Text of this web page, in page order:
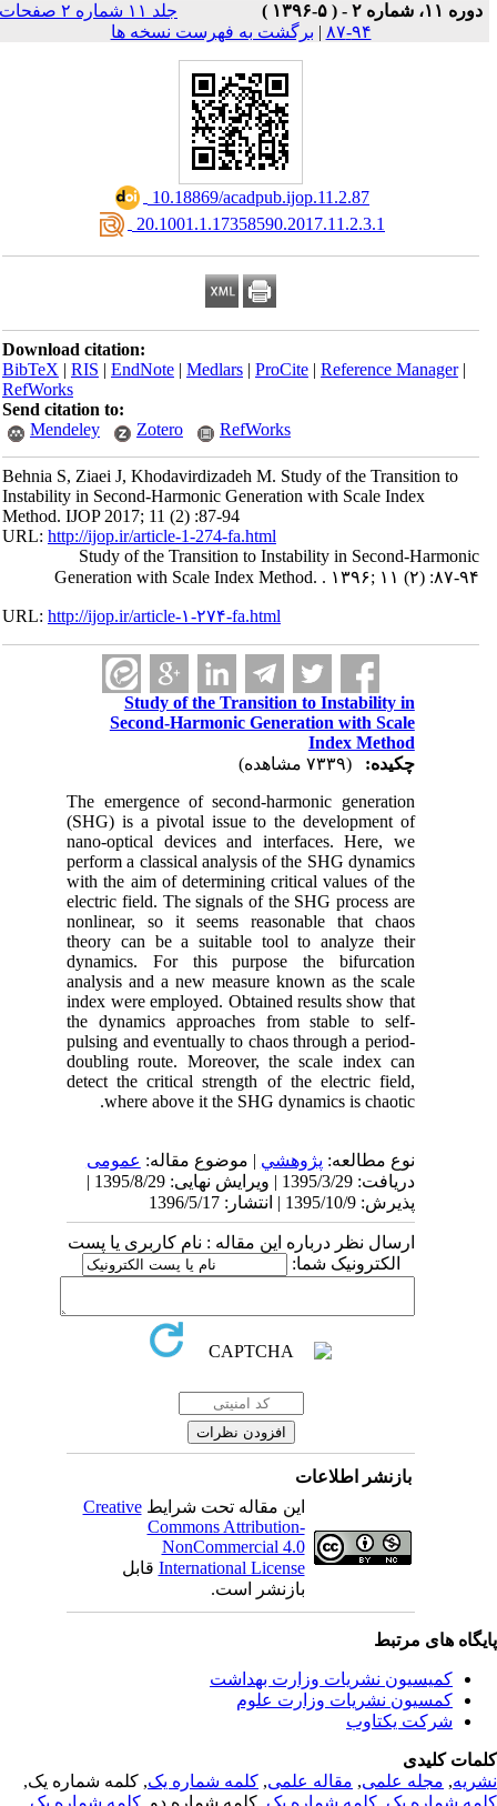
دوره ۱۱، شماره ۲ - ( ۵-۱۳۹۶ )
جلد ۱۱ شماره ۲ صفحات
۹۴-۸۷
| برگشت به فهرست نسخه ها
‎ 10.18869/acadpub.ijop.11.2.87
‎ 20.1001.1.17358590.2017.11.2.3.1
Download citation:
BibTeX|RIS|EndNote|Medlars|ProCite|Reference Manager
RefWorks
Send citation to:
Mendeley
Zotero RefWorks
Behnia S, Ziaei J, Khodavirdizadeh M. Study of the Transition to
Instability in Second-Harmonic Generation with Scale Index
Method. IJOP 2017; 11 (2) :87-94
URL:http://ijop.ir/article-1-274-fa.html
Study of the Transition to Instability in Second-Harmonic
Generation with Scale Index Method. . ۱۳۹۶; ۱۱ (۲) :۸۷-۹۴
URL:http://ijop.ir/article-۱-۲۷۴-fa.html
Study of the Transition to Instability in
Second-Harmonic Generation with Scale
Index Method
چکیده:
The emergence of second-harmonic generation
(SHG) is a pivotal issue to the development of
nano-optical devices and interfaces. Here, we
perform a classical analysis of the SHG dynamics
with the aim of determining critical values of the
electric field. The signals of the SHG process are
nonlinear, so it seems reasonable that chaos
theory can be a suitable tool to analyze their
dynamics. For this purpose the bifurcation
analysis and a new measure known as the scale
index were employed. Obtained results show that
the dynamics approaches from stable to self-
pulsing and eventually to chaos through a period-
doubling route. Moreover, the scale index can
detect the critical strength of the electric field,
where above it the SHG dynamics is chaotic.
نوع مطالعه:پژوهشي| موضوع مقاله:عمومى
دریافت: 1395/3/29 | ویرایش نهایی: 1395/8/29 |
پذیرش: 1395/10/9 | انتشار: 1396/5/17
ارسال نظر درباره این مقاله : نام کاربری یا پست
الکترونیک شما:
بازنشر اطلاعات
این مقاله تحت شرایطCreative
Commons Attribution-
NonCommercial 4.0
International Licenseقابل
بازنشر است.
های مرتبط
کمیسیون نشریات وزارت بهداشت
کمسیون نشریات وزارت علوم
شرکت یکتاوب
کلیدی
,مجله علمی, مقاله علمی, کلمه شماره یک, کلمه شماره یک,
شماره یک, کلمه شماره یک, کلمه شماره دو,کلمه شماره یک,